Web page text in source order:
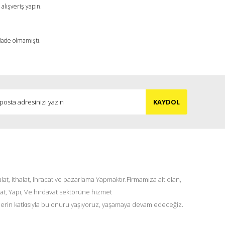
yapın.
olmamıştı.
KAYDOL
ithalat, ihracat ve pazarlama Yapmaktır.Firmamıza ait olan,
Yapı, Ve hırdavat sektörüne hizmet
katkısıyla bu onuru yaşıyoruz, yaşamaya devam edeceğiz.